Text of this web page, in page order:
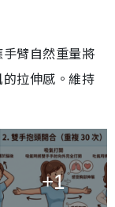
臂自然重量將
拉伸感。維持
+1